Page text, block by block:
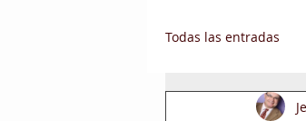
Todas las entradas
Gestión de